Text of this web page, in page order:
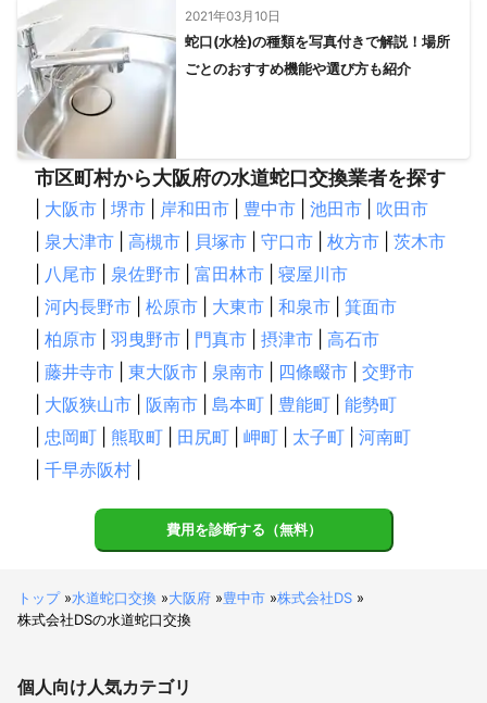
2021年03月10日
蛇口(水栓)の種類を写真付きで解説！場所
ごとのおすすめ機能や選び方も紹介
市区町村から大阪府の水道蛇口交換業者を探す
大阪市 堺市 岸和田市 豊中市 池田市
吹田市
泉大津市 高槻市 貝塚市 守口市 枚方市
茨木市
八尾市 泉佐野市 富田林市
寝屋川市
河内長野市 松原市 大東市 和泉市
箕面市
柏原市 羽曳野市 門真市 摂津市
高石市
藤井寺市 東大阪市 泉南市 四條畷市
交野市
大阪狭山市 阪南市 島本町 豊能町
能勢町
忠岡町 熊取町 田尻町 岬町 太子町
河南町
千早赤阪村
費用を診断する（無料）
トップ»水道蛇口交換 »大阪府 »豊中市 »株式会社DS »
株式会社DSの水道蛇口交換
個人向け人気カテゴリ